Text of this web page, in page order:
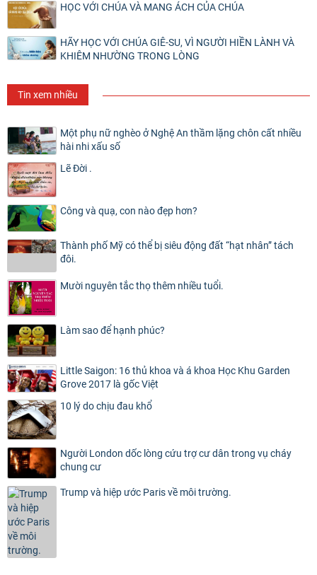
HỌC VỚI CHÚA VÀ MANG ÁCH CỦA CHÚA
HÃY HỌC VỚI CHÚA GIÊ-SU, VÌ NGƯỜI HIỀN LÀNH VÀ
KHIÊM NHƯỜNG TRONG LÒNG
Tin xem nhiều
Một phụ nữ nghèo ở Nghệ An thầm lặng chôn cất nhiều
hài nhi xấu số
Lẽ Đời .
Công và quạ, con nào đẹp hơn?
Thành phố Mỹ có thể bị siêu động đất “hạt nhân” tách
đôi.
Mười nguyên tắc thọ thêm nhiều tuổi.
Làm sao để hạnh phúc?
Little Saigon: 16 thủ khoa và á khoa Học Khu Garden
Grove 2017 là gốc Việt
10 lý do chịu đau khổ
Người London dốc lòng cứu trợ cư dân trong vụ cháy
chung cư
Trump và hiệp ước Paris về môi trường.